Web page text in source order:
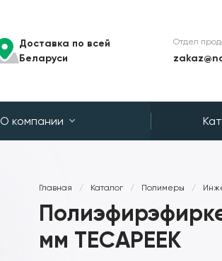
Доставка по всей
Беларуси
Отдел
О компании
Главная / Каталог / Полимеры /
мм TECAPEEK